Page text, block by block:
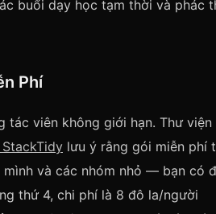
buổi dạy học tạm thời và phác
Phí
viên không giới hạn. Thư viện
lưu ý rằng gói miễn phí
và các nhóm nhỏ — bạn có
thứ 4, chi phí là 8 đô la/người